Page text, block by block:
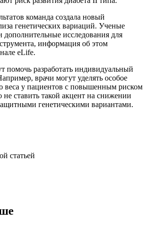
команда создала новый
генетических вариаций. Ученые
дополнительные исследования для
информация об этом
eLife.
помочь разработать индивидуальный
врачи могут уделять особое
у пациентов с повышенным риском
не ставить такой акцент на снижении
генетическими вариантами.
статьей